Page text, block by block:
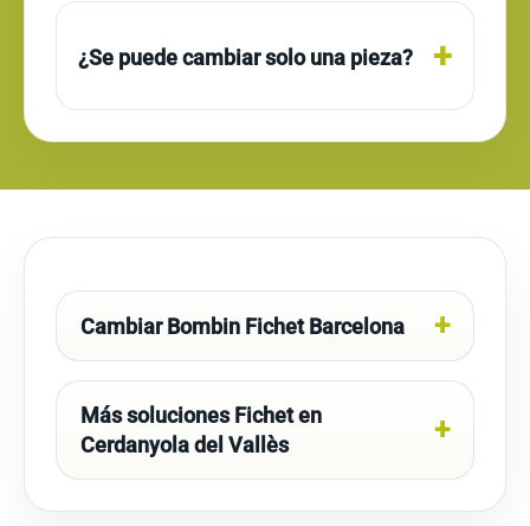
¿Se puede cambiar solo una pieza?
Cambiar Bombin Fichet Barcelona
Más soluciones Fichet en
Cerdanyola del Vallès